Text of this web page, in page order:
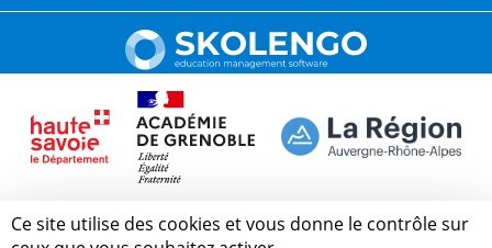
Ce site utilise des cookies et vous donne le contrôle sur